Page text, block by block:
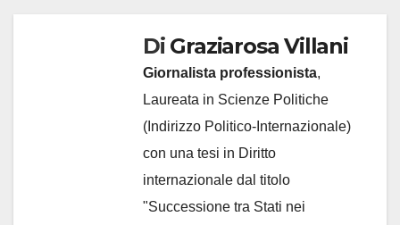
Di Graziarosa Villani
Giornalista professionista,
Laureata in Scienze Politiche
(Indirizzo Politico-Internazionale)
con una tesi in Diritto
internazionale dal titolo
"Successione tra Stati nei